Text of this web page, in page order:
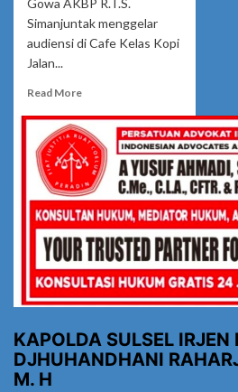
Simanjuntak menggelar
audiensi di Cafe Kelas Kopi
Jalan...
Read MoreRead
about
Tingkatkan
Sinergi
Penegakan
Hukum,
Kapolres
Gowa
Gelar
Audiensi
Bersama
YLBH
Aktivis
KAPOLDA SULSEL IRJEN
DJHUHANDHANI
M. H